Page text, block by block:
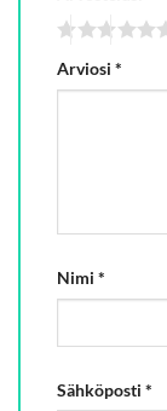
Arviosi *
Nimi *
Sähköposti *